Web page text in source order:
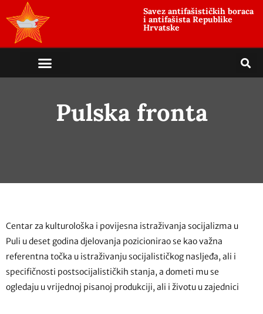
Savez antifašističkih boraca
i antifašista Republike
Hrvatske
Pulska fronta
Centar za kulturološka i povijesna istraživanja socijalizma u
Puli u deset godina djelovanja pozicionirao se kao važna
referentna točka u istraživanju socijalističkog nasljeđa, ali i
specifičnosti postsocijalističkih stanja, a dometi mu se
ogledaju u vrijednoj pisanoj produkciji, ali i životu u zajednici